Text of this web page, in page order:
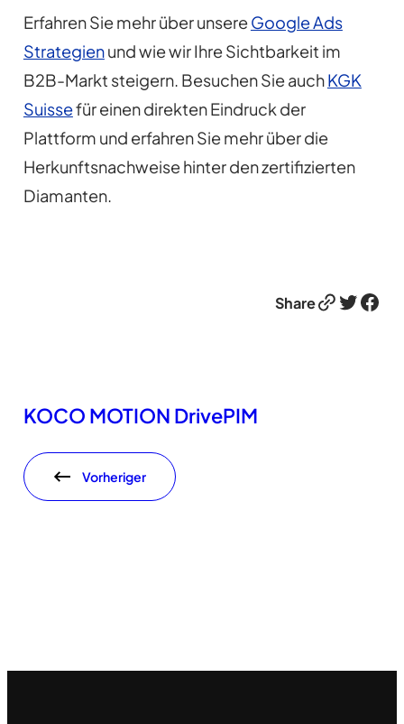
Erfahren Sie mehr über unsereGoogle Ads
Strategienund wie wir Ihre Sichtbarkeit im
B2B-Markt steigern. Besuchen Sie auchKGK
Suissefür einen direkten Eindruck der
Plattform und erfahren Sie mehr über die
Herkunftsnachweise hinter den zertifizierten
Diamanten.
ShareLink Twitter Facebook
KOCO MOTION DrivePIM
Vorheriger